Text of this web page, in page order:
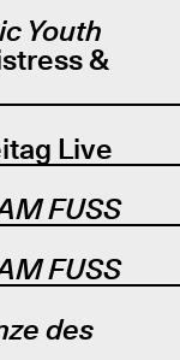
Youth
&
Live
FUSS
FUSS
des